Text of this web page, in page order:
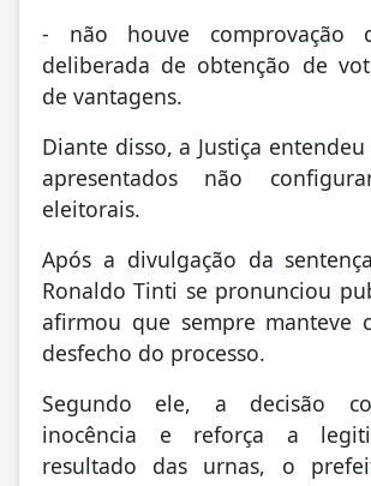
- não houve comprovação
deliberada de obtenção de
de vantagens.
Diante disso, a Justiça
apresentados não
eleitorais.
Após a divulgação da
Ronaldo Tinti se pronunciou
afirmou que sempre manteve
desfecho do processo.
Segundo ele, a decisão
inocência e reforça a
resultado das urnas, o